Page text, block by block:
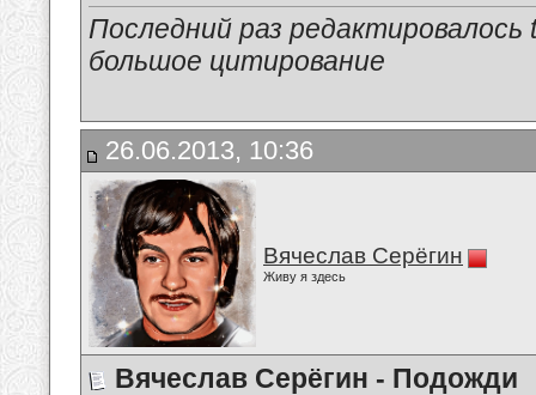
Последний раз
большое цитирование
26.06.2013, 10:36
Вячеслав Серёгин
Живу я здесь
Вячеслав Серёгин - Подожди